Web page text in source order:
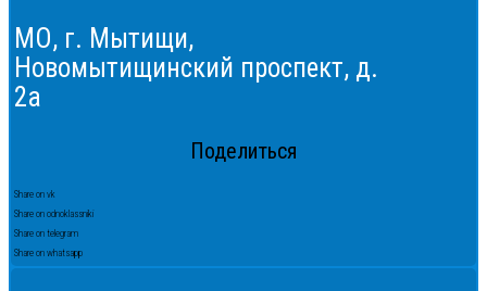
МО, г. Мытищи,
Новомытищинский проспект, д.
2а
Поделиться
Share on vk
Share on odnoklassniki
Share on telegram
Share on whatsapp